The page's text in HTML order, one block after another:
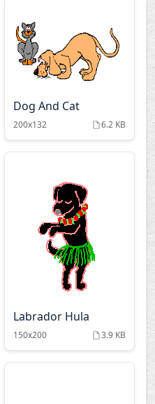
Dog And Cat
200x132 6.2 KB
Labrador Hula
150x200 3.9 KB